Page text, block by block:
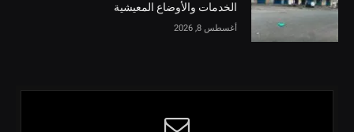
الخدمات والأوضاع المعيشية
أغسطس 8, 2026